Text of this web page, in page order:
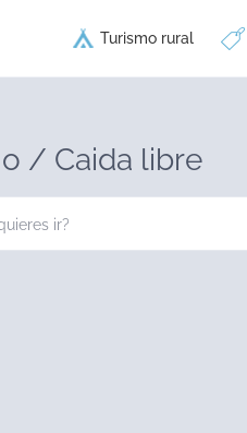
Turismo rural
/ Caida libre